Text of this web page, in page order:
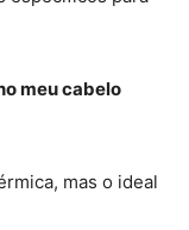
meu cabelo
mas o ideal